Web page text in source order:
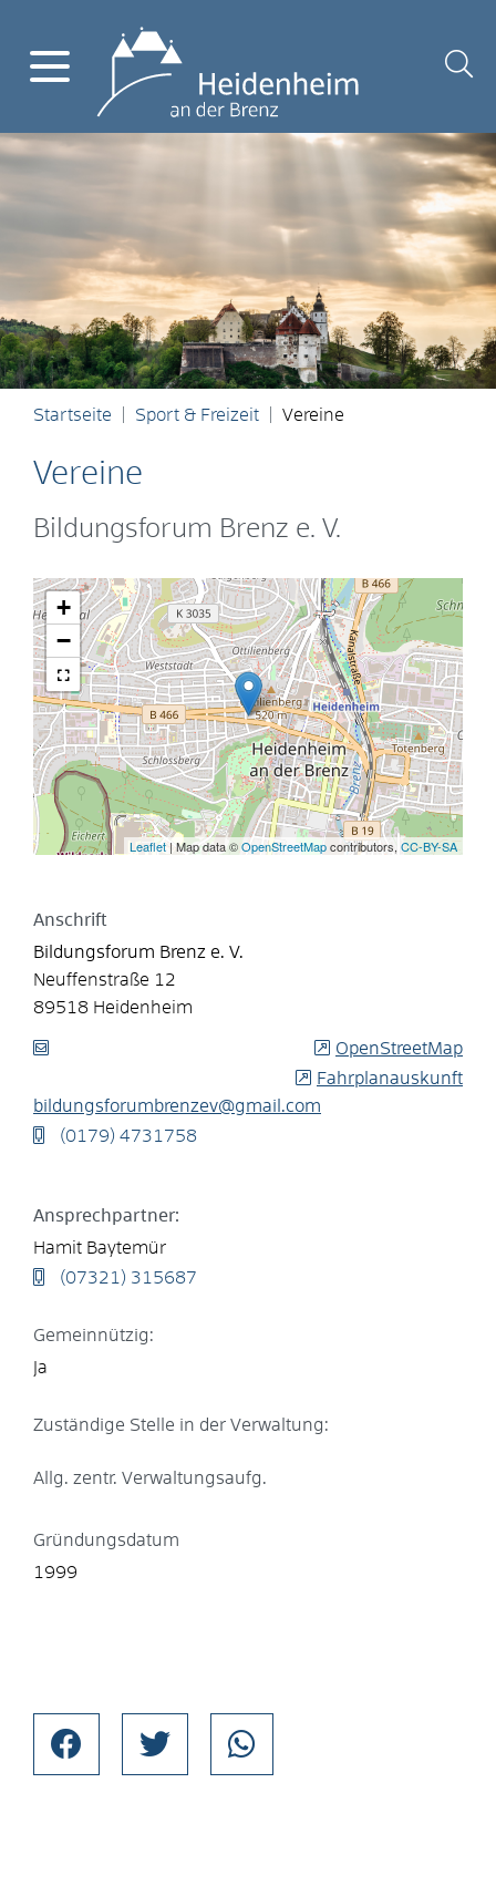
Startseite Sport & Freizeit Vereine
Vereine
Bildungsforum Brenz e. V.
+
−
Leaflet| Map data ©OpenStreetMapcontributors, CC-BY-SA
Anschrift
Bildungsforum Brenz e. V.
Neuffenstraße 12
89518 Heidenheim
OpenStreetMap
Fahrplanauskunft
bildungsforumbrenzev@gmail.com
(01 79) 4731758
Ansprechpartner:
Hamit Baytemür
(07321) 31 5687
Gemeinnützig:
Ja
Zuständige Stelle in der Verwaltung:
Allg. zentr. Verwaltungsaufg.
Gründungsdatum
1999